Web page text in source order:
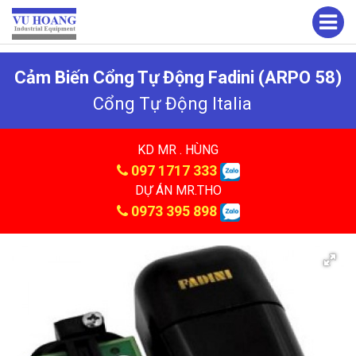
Cảm Biến Cổng Tự Động Fadini (ARPO 58)
Cổng Tự Động Italia
KD MR . HÙNG
097 1717 333
DỰ ÁN MR.THO
0973 395 898